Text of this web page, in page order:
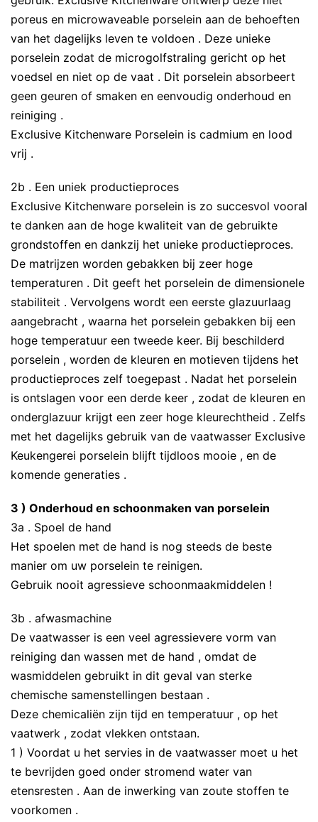
poreus en microwaveable porselein aan de behoeften
van het dagelijks leven te voldoen . Deze unieke
porselein zodat de microgolfstraling gericht op het
voedsel en niet op de vaat . Dit porselein absorbeert
geen geuren of smaken en eenvoudig onderhoud en
reiniging .
Exclusive Kitchenware Porselein is cadmium en lood
vrij .
2b . Een uniek productieproces
Exclusive Kitchenware porselein is zo succesvol vooral
te danken aan de hoge kwaliteit van de gebruikte
grondstoffen en dankzij het ​​unieke productieproces.
De matrijzen worden gebakken bij zeer hoge
temperaturen . Dit geeft het porselein de dimensionele
stabiliteit . Vervolgens wordt een eerste glazuurlaag
aangebracht , waarna het porselein gebakken bij een
hoge temperatuur een tweede keer. Bij beschilderd
porselein , worden de kleuren en motieven tijdens het
productieproces zelf toegepast . Nadat het porselein
is ontslagen voor een derde keer , zodat de kleuren en
onderglazuur krijgt een zeer hoge kleurechtheid . Zelfs
met het dagelijks gebruik van de vaatwasser Exclusive
Keukengerei porselein blijft tijdloos mooie , en de
komende generaties .
3 ) Onderhoud en schoonmaken van porselein
3a . Spoel de hand
Het spoelen met de hand is nog steeds de beste
manier om uw porselein te reinigen.
Gebruik nooit agressieve schoonmaakmiddelen !
3b . afwasmachine
De vaatwasser is een veel agressievere vorm van
reiniging dan wassen met de hand , omdat de
wasmiddelen gebruikt in dit geval van sterke
chemische samenstellingen bestaan ​​.
Deze chemicaliën zijn tijd en temperatuur , op het
vaatwerk , zodat vlekken ontstaan.
1 ) Voordat u het servies in de vaatwasser moet u het
te bevrijden goed onder stromend water van
etensresten . Aan de inwerking van zoute stoffen te
voorkomen .